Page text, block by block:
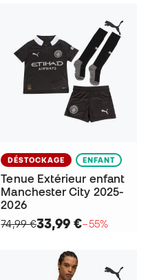
DÉSTOCKAGE ENFANT
Tenue Extérieur enfant
Manchester City 2025-
2026
74,99 €33,99 €−55%